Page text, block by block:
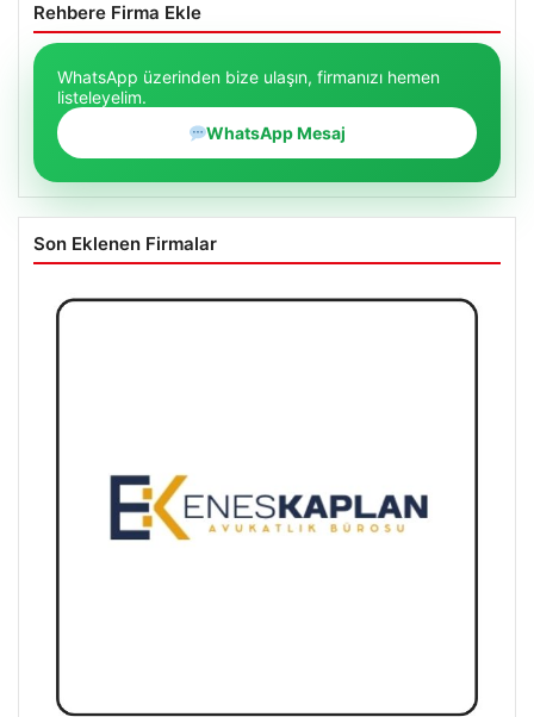
Rehbere Firma Ekle
WhatsApp üzerinden bize ulaşın, firmanızı hemen
listeleyelim.
WhatsApp Mesaj
Son Eklenen Firmalar